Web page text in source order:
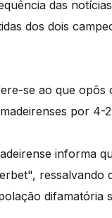
das
dos dois
se ao que
por 4-
informa
ressalvando
difamatória